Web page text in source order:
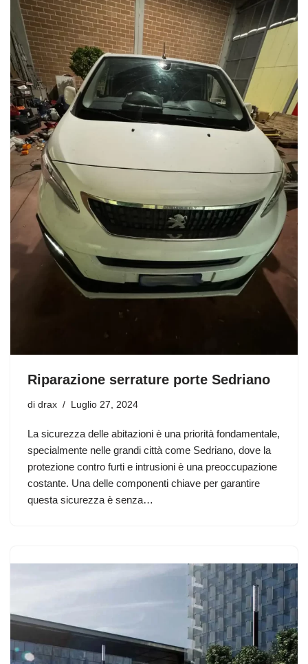
Riparazione serrature porte Sedriano
di drax Luglio 27, 2024
La sicurezza delle abitazioni è una priorità fondamentale,
specialmente nelle grandi città come Sedriano, dove la
protezione contro furti e intrusioni è una preoccupazione
costante. Una delle componenti chiave per garantire
questa sicurezza è senza…